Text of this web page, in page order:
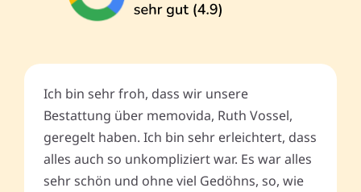
Ich bin sehr froh, dass wir unsere
Bestattung über memovida, Ruth Vossel,
geregelt haben. Ich bin sehr erleichtert, dass
alles auch so unkompliziert war. Es war alles
sehr schön und ohne viel Gedöhns, so, wie